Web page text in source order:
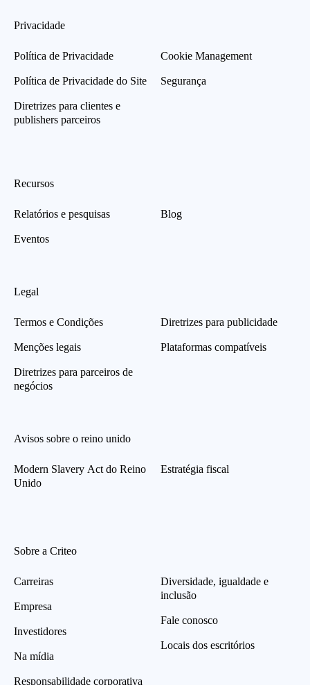
Privacidade
Política de Privacidade
Política de Privacidade do Site
Diretrizes para clientes e
publishers parceiros
Cookie Management
Segurança
Recursos
Relatórios e pesquisas
Eventos
Blog
Legal
Termos e Condições
Menções legais
Diretrizes para parceiros de
negócios
Diretrizes para publicidade
Plataformas compatíveis
Avisos sobre o reino unido
Modern Slavery Act do Reino
Unido
Estratégia fiscal
Sobre a Criteo
Carreiras
Empresa
Investidores
Na mídia
Responsabilidade corporativa
Diversidade, igualdade e
inclusão
Fale conosco
Locais dos escritórios